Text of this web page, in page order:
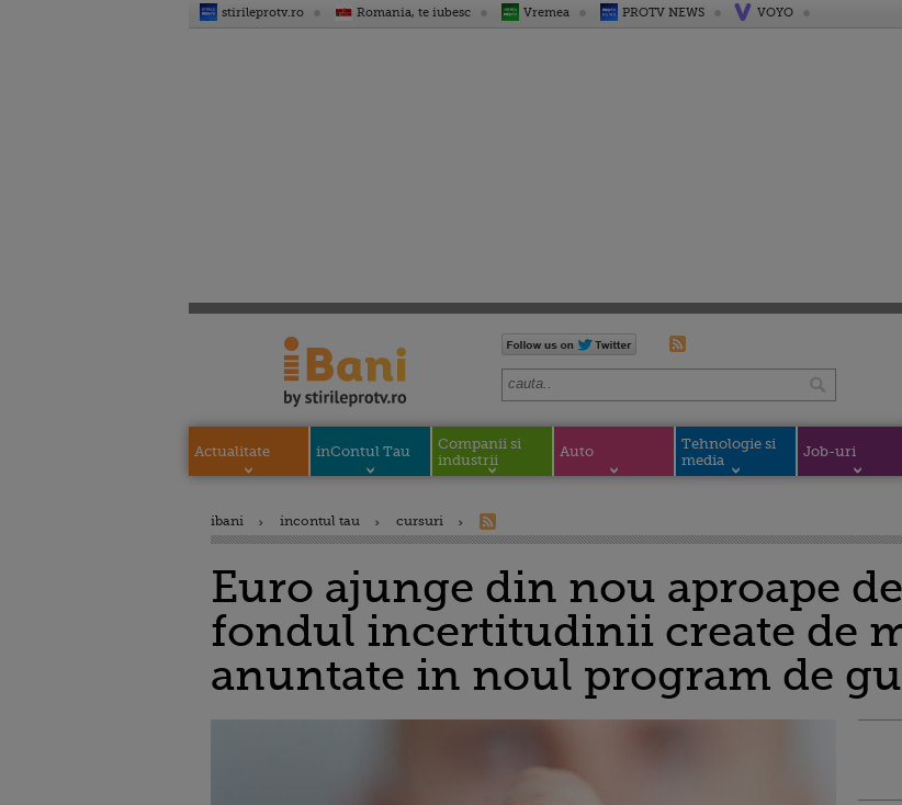
stirileprotv.ro Romania, te iubesc Vremea PROTV NEWS VOYO
Actualitate inContul Tau
Companii si
industrii
Auto
Tehnologie si
media
Job-uri
ibani incontul tau cursuri
Euro ajunge din nou aproape
fondul incertitudinii create de
anuntate in noul program de